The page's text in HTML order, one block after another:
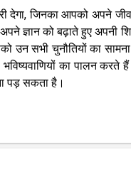
देगा, जिनका आपको अपने
को बढ़ाते हुए अपनी
उन सभी चुनौतियों का
का पालन करते
पड़ सकता है।